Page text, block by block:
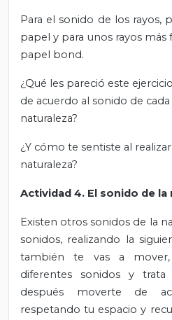
Para el sonido de los rayos,
papel y para unos rayos
papel bond.
¿Qué les pareció este
de acuerdo al sonido de
naturaleza?
¿Y cómo te sentiste al
naturaleza?
Actividad 4. El sonido de la
Existen otros sonidos de la
sonidos, realizando la
también te vas a
diferentes sonidos y trata
después moverte de
respetando tu espacio y